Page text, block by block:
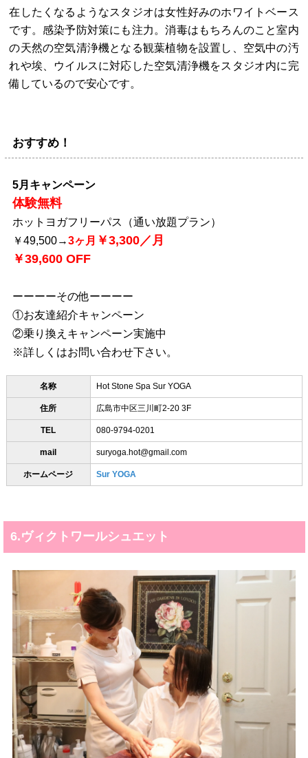
在したくなるようなスタジオは女性好みのホワイトベース
です。感染予防対策にも注力。消毒はもちろんのこと室内
の天然の空気清浄機となる観葉植物を設置し、空気中の汚
れや埃、ウイルスに対応した空気清浄機をスタジオ内に完
備しているので安心です。
おすすめ！
5月キャンペーン
体験無料
ホットヨガフリーパス（通い放題プラン）
￥49,500→3ヶ月 ￥3,300／月
￥39,600 OFF
ーーーーその他ーーーー
①お友達紹介キャンペーン
②乗り換えキャンペーン実施中
※詳しくはお問い合わせ下さい。
名称 Hot Stone Spa Sur YOGA
住所 広島市中区三川町2-20 3F
TEL 080-9794-0201
mail suryoga.hot@gmail.com
ホームページ Sur YOGA
6.ヴィクトワールシュエット